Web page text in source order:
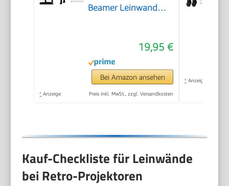
Beamer Leinwand
Projektionsleinwand
für Heimkino, Garten,
Camping, Büro, inkl.
19,95 €
Bei Amazon ansehen
* Anzeige Preis inkl. MwSt., zzgl. Versandkosten
* Anzeige
Kauf-Checkliste für Leinwände
bei Retro-Projektoren